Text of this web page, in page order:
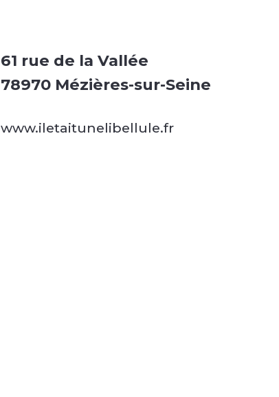
61 rue de la Vallée
78970 Mézières-sur-Seine
www.iletaitunelibellule.fr